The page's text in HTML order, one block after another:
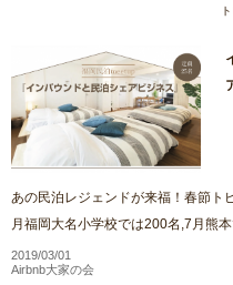
あの民泊レジェンドが来福！春節ト
月福岡大名小学校では200名,7月熊本
2019/03/01
Airbnb大家の会